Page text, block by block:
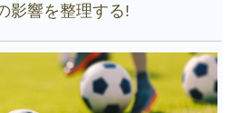
影響を整理する!